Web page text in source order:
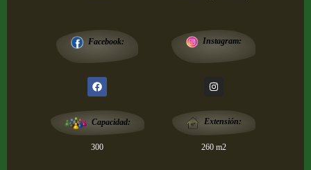
Facebook: Instagram:
Capacidad:
300
Extensión:
260 m2